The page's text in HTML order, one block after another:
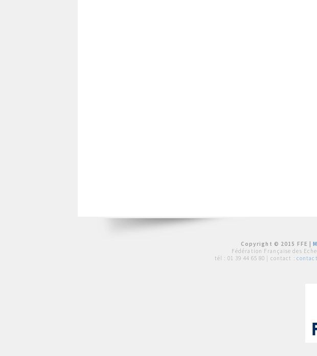
Copyright © 2015 FFE |
Fédération Française des
tél : 01 39 44 65 80 | contact :